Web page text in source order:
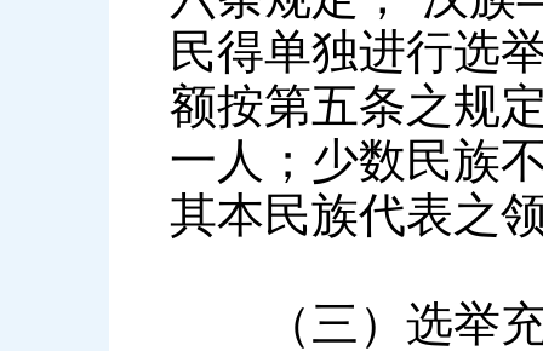
民得单独进行选
额按第五条之规
一人；少数民族
其本民族代表之
（三）选举充